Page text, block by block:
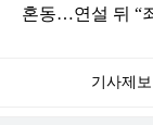
혼동…연설 뒤 “
기사제보